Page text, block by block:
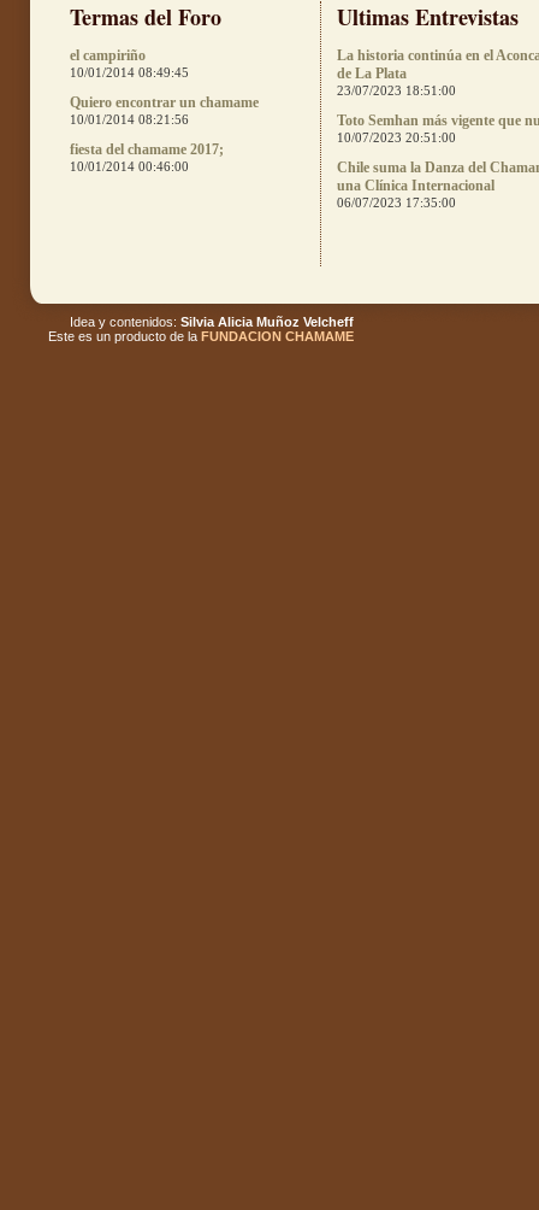
Termas del Foro
el campiriño
10/01/2014 08:49:45
Quiero encontrar un chamame
10/01/2014 08:21:56
fiesta del chamame 2017;
10/01/2014 00:46:00
Ultimas Entrevistas
La historia continúa en el
de La Plata
23/07/2023 18:51:00
Toto Semhan más vigente que
10/07/2023 20:51:00
Chile suma la Danza del
una Clínica Internacional
06/07/2023 17:35:00
Idea y contenidos: Silvia Alicia Muñoz Velcheff
Este es un producto de la FUNDACION CHAMAME